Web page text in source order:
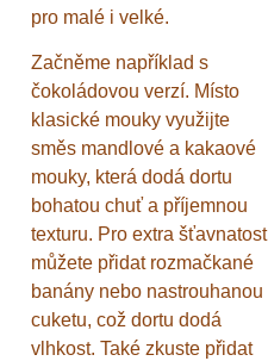
pro malé i velké.
Začněme například s
čokoládovou verzí. Místo
klasické mouky využijte
směs mandlové a kakaové
mouky, která dodá dortu
bohatou chuť a příjemnou
texturu. Pro extra šťavnatost
můžete přidat rozmačkané
banány nebo nastrouhanou
cuketu, což dortu dodá
vlhkost. Také zkuste přidat